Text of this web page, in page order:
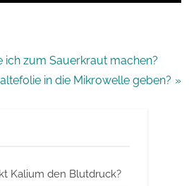
ich zum Sauerkraut machen?
in die Mikrowelle geben?
Kalium den Blutdruck?